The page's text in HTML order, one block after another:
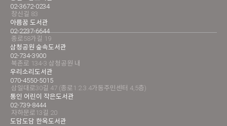
02-3672-0234
창신길 83
아름꿈 도서관
02-2237-6644
종로58가길 19
삼청공원 숲속도서관
02-734-3900
북촌로 134-3 삼청공원 내
우리소리도서관
070-4550-5015
삼일대로30길 47 (종로1.2.3.4가동주민센터 4,5층)
통인 어린이 작은도서관
02-739-8444
자하문로13길 20
도담도담 한옥도서관